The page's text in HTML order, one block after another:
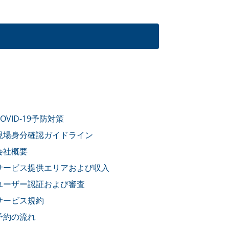
19予防対策
場身分確認ガイドライン
社概要
ービス提供エリアおよび収入
ーザー認証および審査
ービス規約
約の流れ